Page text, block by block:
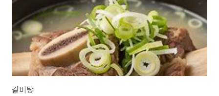
되는 특별한 제조 방식을 가지고 있습니다.국수 반죽을 양쪽에서 당기고
늘..
갈비탕